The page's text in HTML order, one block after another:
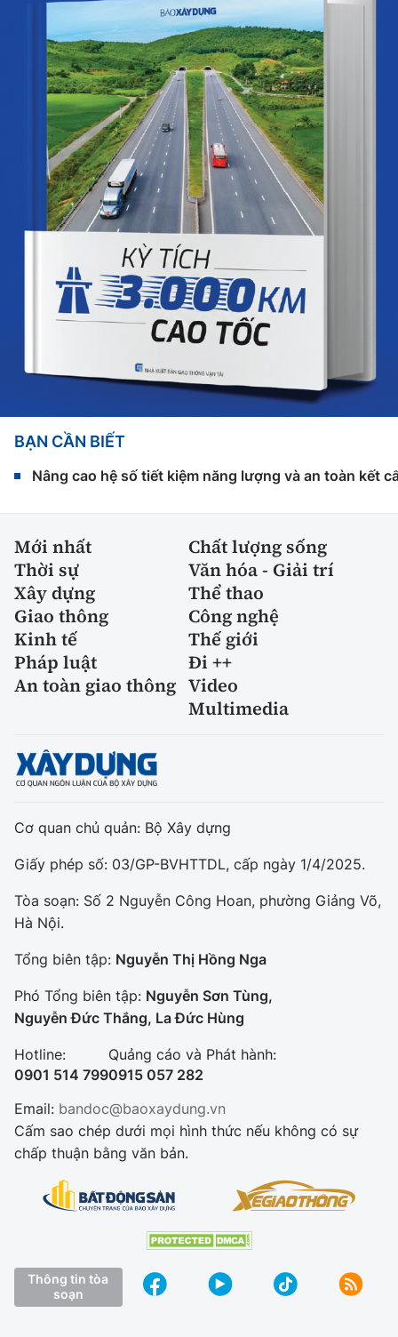
BẠN CẦN BIẾT
Nâng cao hệ số tiết kiệm năng lượng và an toàn kết
Mới nhất
Chất lượng sống
Thời sự
Văn hóa - Giải trí
Xây dựng
Thể thao
Giao thông
Công nghệ
Kinh tế
Thế giới
Pháp luật
Đi ++
An toàn giao thông Video
Multimedia
Cơ quan chủ quản: Bộ Xây dựng
Giấy phép số: 03/GP-BVHTTDL, cấp ngày 1/4/2025.
Tòa soạn: Số 2 Nguyễn Công Hoan, phường Giảng Võ,
Hà Nội.
Tổng biên tập: Nguyễn Thị Hồng Nga
Phó Tổng biên tập: Nguyễn Sơn Tùng,
Nguyễn Đức Thắng, La Đức Hùng
Hotline:
0901 514 799
Quảng cáo và Phát hành:
0915 057 282
Email: bandoc@baoxaydung.vn
Cấm sao chép dưới mọi hình thức nếu không có sự
chấp thuận bằng văn bản.
Thông tin tòa
soạn